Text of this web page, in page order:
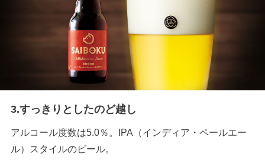
3.すっきりとしたのど越し
アルコール度数は5.0％。IPA（インディア・ペールエー
ル）スタイルのビール。